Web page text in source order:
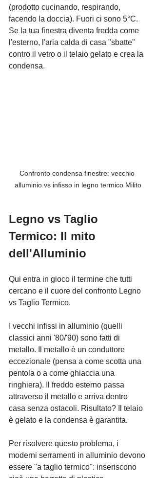
(prodotto cucinando, respirando,
facendo la doccia). Fuori ci sono 5°C.
Se la tua finestra diventa fredda come
l'esterno, l'aria calda di casa "sbatte"
contro il vetro o il telaio gelato e crea la
condensa.
Confronto condensa finestre: vecchio
alluminio vs infisso in legno termico Milito
Legno vs Taglio
Termico: Il mito
dell'Alluminio
Qui entra in gioco il termine che tutti
cercano e il cuore del confronto Legno
vs Taglio Termico.
I vecchi infissi in alluminio (quelli
classici anni '80/'90) sono fatti di
metallo. Il metallo è un conduttore
eccezionale (pensa a come scotta una
pentola o a come ghiaccia una
ringhiera). Il freddo esterno passa
attraverso il metallo e arriva dentro
casa senza ostacoli. Risultato? Il telaio
è gelato e la condensa è garantita.
Per risolvere questo problema, i
moderni serramenti in alluminio devono
essere "a taglio termico": inseriscono